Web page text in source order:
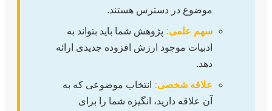
موضوع در دسترس هستند.
سهم علمی: پژوهش شما باید بتواند به
ادبیات موجود ارزش افزوده جدیدی ارائه
دهد.
علاقه شخصی: انتخاب موضوعی که به
آن علاقه دارید، انگیزه شما را برای